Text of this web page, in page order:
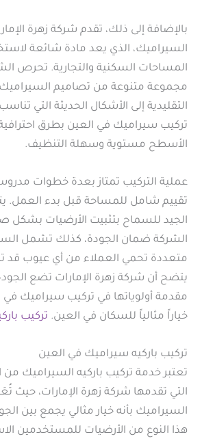
بالإضافة إلى ذلك، تقدم شركة زهرة
السيراميك، الذي يعد مادة شائعة
المساحات السكنية والتجارية. تحرص
مجموعة متنوعة من تصاميم
التقليدية إلى الأشكال الحديثة التي
تركيب سيراميك في العين بطرق
الأسطح مستوية وسهلة التنظيف.
عملية التركيب تمتاز بعدة خطوات
تقييم شامل للمساحة قبل بدء العمل.
الجيد للسماح بتثبيت الأرضيات بشكل
الشركة ضمان الجودة، كذلك تشمل
متعددة تحمي العملاء من أي عيوب قد
يتضح أن شركة زهرة الإمارات تضع
مقدمة أولوياتها في تركيب سيراميك في
خياراً مثالياً للسكان في العين. تركيب
تركيب باركيه سيراميك في العين
تعتبر خدمة تركيب باركيه السيراميك من
التي تقدمها شركة زهرة الإمارات، حيث
السيراميك بأنه خيار مثالي يجمع بين
هذا النوع من الأرضيات للمستخدمين